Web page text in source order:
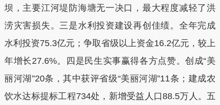
坝，主要江河堤防海塘无一决口，最大程度减轻了洪
涝灾害损失。三是水利投资建设再创佳绩。全年完成
水利投资75.3亿元；争取省级以上资金16.2亿元，较上
年增长27.6%。四是民生实事赢得各方点赞。创成“美
丽河湖”20条，其中获评省级“美丽河湖”11条；建成农
饮水达标提标工程734处，新增受益人口88.5万人。五